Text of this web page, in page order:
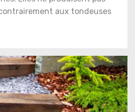
aux tondeuses